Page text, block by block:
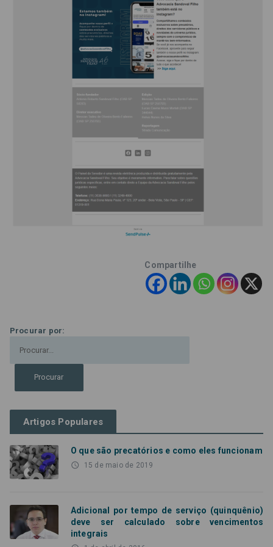
Compartilhe
Procurar por:
Artigos Populares
O que são precatórios e como eles funcionam
access_time 15 de maio de 2019
Adicional por tempo de serviço (quinquênio)
deve ser calculado sobre vencimentos
integrais